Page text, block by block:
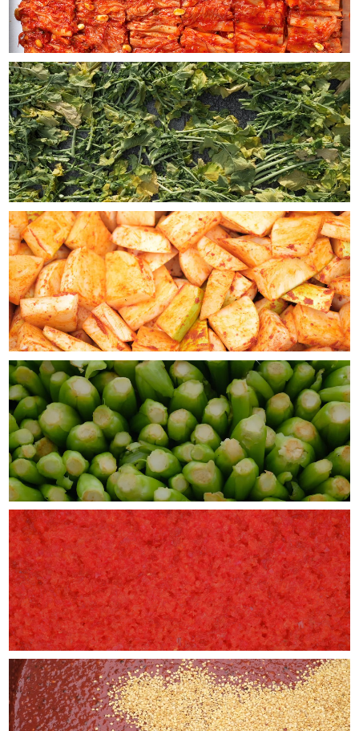
早速 キムチ粥いただきました お粥の概念を越える、贅
沢な一品。これ一品と 薬膳茶で 疲れた胃腸を癒す 一
食。一週間の粥メニューで元気になれほそうです。、ほか
の粥も楽しみです。
プゴスープ（270ｇ）2人前
2026/05/26
蝦夷アワビの肝入りお粥 （160g）
2026/05/21
干しだらのお粥 【疲れた肝臓のためのお粥】（180g）2人前
2026/05/21
四代目醗酵職人／冷麺SET【冷麺2食、醗酵生姜、牡蠣とアワビの熟成醤油タレ】
2026/05/21
アミの塩辛（80g）
2026/05/21
内子入りカンジャンケジャン(約550g)数量限定！
2026/05/20
岩海苔ムッチム(170g)
2026/05/20